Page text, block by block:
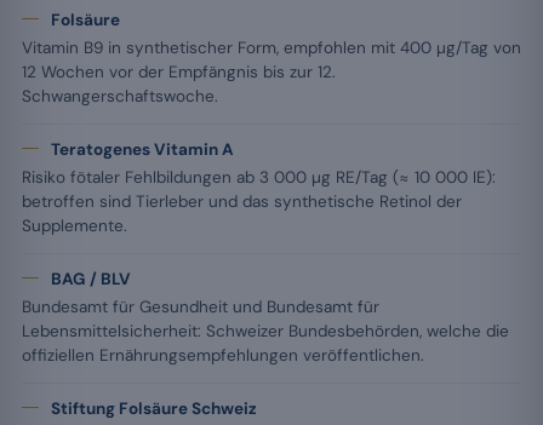
Folsäure
Vitamin B9 in synthetischer Form, empfohlen mit 400 µg/Tag von
12 Wochen vor der Empfängnis bis zur 12.
Schwangerschaftswoche.
Teratogenes Vitamin A
Risiko fötaler Fehlbildungen ab 3 000 µg RE/Tag (≈ 10 000 IE):
betroffen sind Tierleber und das synthetische Retinol der
Supplemente.
BAG / BLV
Bundesamt für Gesundheit und Bundesamt für
Lebensmittelsicherheit: Schweizer Bundesbehörden, welche die
offiziellen Ernährungsempfehlungen veröffentlichen.
Stiftung Folsäure Schweiz